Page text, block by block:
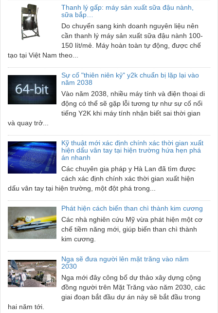
Thanh lý gấp: máy sản xuất sữa đậu nành,
sữa bắp…
Do chuyển sang kinh doanh nguyên liệu nên
cần thanh lý máy sản xuất sữa đậu nành 100-
150 lít/mẻ. Máy hoàn toàn tự động, được chế
tạo tại Việt Nam theo...
Sự cố "thiên niên kỷ" y2k chuẩn bị lặp lại vào
năm 2038
Vào năm 2038, nhiều máy tính và điện thoại di
động có thể sẽ gặp lỗi tương tự như sự cố nổi
tiếng Y2K khi máy tính nhận biết sai thời gian
và quay trở...
Kỹ thuật mới xác định chính xác thời gian xuất
hiện dấu vân tay tại hiện trường hứa hẹn phá
án nhanh
Các chuyên gia pháp y Hà Lan đã tìm được
cách xác định chính xác thời gian xuất hiện
dấu vân tay tại hiện trường, một đột phá trong...
Phát hiện cách biến than chì thành kim cương
Các nhà nghiên cứu Mỹ vừa phát hiện một cơ
chế tiềm năng mới, giúp biến than chì thành
kim cương.
Nga sẽ đưa người lên mặt trăng vào năm
2030
Nga mới đây công bố dự thảo xây dựng cộng
đồng người trên Mặt Trăng vào năm 2030, các
giai đoạn bắt đầu dự án này sẽ bắt đầu trong
hai năm tới.